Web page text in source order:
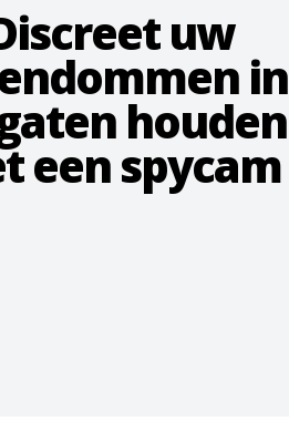
uw
in
houden
een spycam